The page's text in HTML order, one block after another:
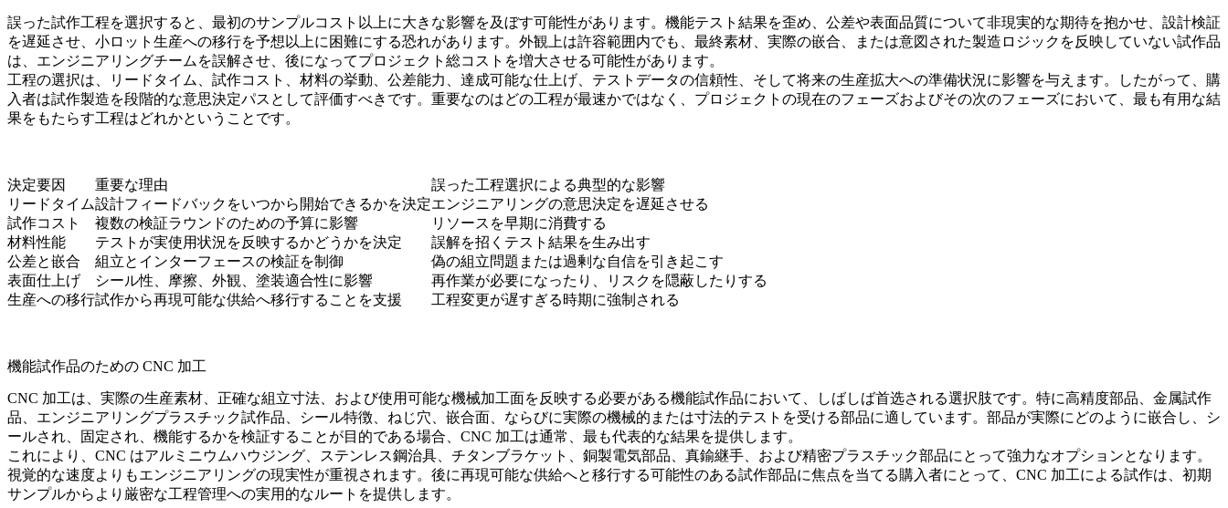
誤った試作工程を選択すると、最初のサンプルコスト以上に大きな影響を及ぼす可能性があります。機能テスト結果を歪め、公差や表面品質について非現実的な期待を抱かせ、設計検証
を遅延させ、小ロット生産への移行を予想以上に困難にする恐れがあります。外観上は許容範囲内でも、最終素材、実際の嵌合、または意図された製造ロジックを反映していない試作品
は、エンジニアリングチームを誤解させ、後になってプロジェクト総コストを増大させる可能性があります。
工程の選択は、リードタイム、試作コスト、材料の挙動、公差能力、達成可能な仕上げ、テストデータの信頼性、そして将来の生産拡大への準備状況に影響を与えます。したがって、購
入者は試作製造を段階的な意思決定パスとして評価すべきです。重要なのはどの工程が最速かではなく、プロジェクトの現在のフェーズおよびその次のフェーズにおいて、最も有用な結
果をもたらす工程はどれかということです。
決定要因 重要な理由
誤った工程選択による典型的な影響
リードタイム設計フィードバックをいつから開始できるかを決定エンジニアリングの意思決定を遅延させる
試作コスト
複数の検証ラウンドのための予算に影響
リソースを早期に消費する
材料性能
テストが実使用状況を反映するかどうかを決定
誤解を招くテスト結果を生み出す
公差と嵌合
組立とインターフェースの検証を制御
偽の組立問題または過剰な自信を引き起こす
表面仕上げ
シール性、摩擦、外観、塗装適合性に影響
再作業が必要になったり、リスクを隠蔽したりする
生産への移行試作から再現可能な供給へ移行することを支援 工程変更が遅すぎる時期に強制される
機能試作品のための CNC 加工
CNC 加工は、実際の生産素材、正確な組立寸法、および使用可能な機械加工面を反映する必要がある機能試作品において、しばしば首选される選択肢です。特に高精度部品、金属試作
品、エンジニアリングプラスチック試作品、シール特徴、ねじ穴、嵌合面、ならびに実際の機械的または寸法的テストを受ける部品に適しています。部品が実際にどのように嵌合し、シ
ールされ、固定され、機能するかを検証することが目的である場合、CNC 加工は通常、最も代表的な結果を提供します。
これにより、CNC はアルミニウムハウジング、ステンレス鋼治具、チタンブラケット、銅製電気部品、真鍮継手、および精密プラスチック部品にとって強力なオプションとなります。
視覚的な速度よりもエンジニアリングの現実性が重視されます。後に再現可能な供給へと移行する可能性のある試作部品に焦点を当てる購入者にとって、 CNC 加工による試作は、初期
サンプルからより厳密な工程管理への実用的なルートを提供します。